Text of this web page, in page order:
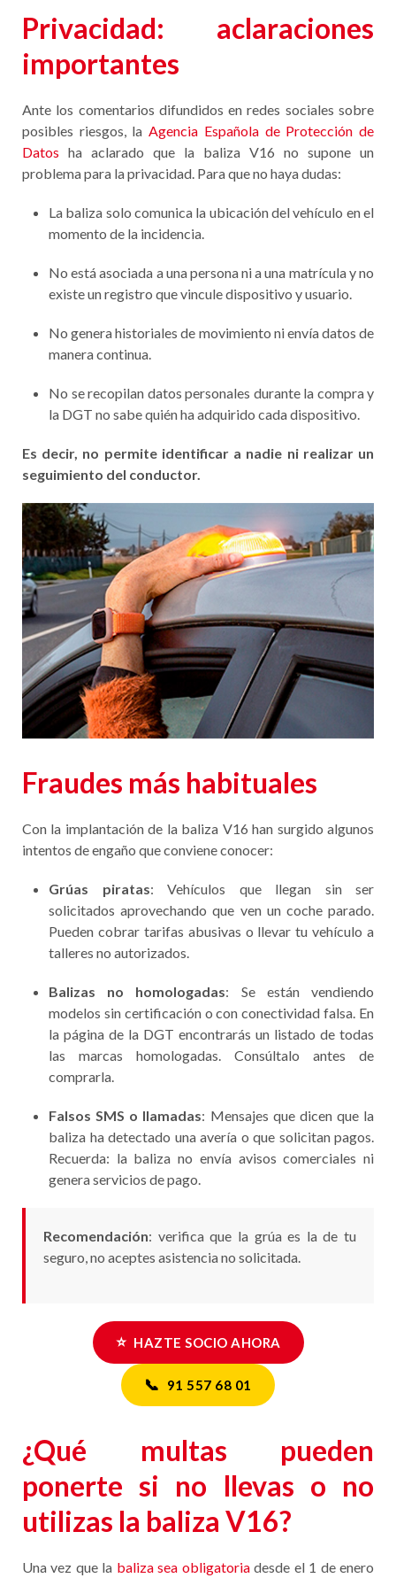
Privacidad: aclaraciones
importantes
Ante los comentarios difundidos en redes sociales sobre
posibles riesgos, laAgencia Española de Protección de
Datos ha aclarado que la baliza V16 no supone un
problema para la privacidad. Para que no haya dudas:
La baliza solo comunica la ubicación del vehículo en el
momento de la incidencia.
No está asociada a una persona ni a una matrícula y no
existe un registro que vincule dispositivo y usuario.
No genera historiales de movimiento ni envía datos de
manera continua.
No se recopilan datos personales durante la compra y
la DGT no sabe quién ha adquirido cada dispositivo.
Es decir, no permite identificar a nadie ni realizar un
seguimiento del conductor.
Fraudes más habituales
Con la implantación de la baliza V16 han surgido algunos
intentos de engaño que conviene conocer:
Grúas piratas: Vehículos que llegan sin ser
solicitados aprovechando que ven un coche parado.
Pueden cobrar tarifas abusivas o llevar tu vehículo a
talleres no autorizados.
Balizas no homologadas: Se están vendiendo
modelos sin certificación o con conectividad falsa. En
la página de la DGT encontrarás un listado de todas
las marcas homologadas. Consúltalo antes de
comprarla.
Falsos SMS o llamadas: Mensajes que dicen que la
baliza ha detectado una avería o que solicitan pagos.
Recuerda: la baliza no envía avisos comerciales ni
genera servicios de pago.
Recomendación: verifica que la grúa es la de tu
seguro, no aceptes asistencia no solicitada.
⭐ HAZTE SOCIO AHORA
📞 91 557 68 01
¿Qué multas pueden
ponerte si no llevas o no
utilizas la baliza V16?
Una vez que la baliza sea obligatoriadesde el 1 de enero